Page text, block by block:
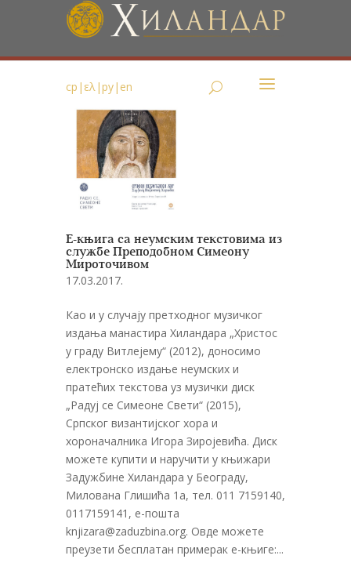
ср | ελ|ру| en
Е-књига са неумским текстовима из
службе Преподобном Симеону
Мироточивом
17.03.2017.
Као и у случају претходног музичког
издања манастира Хиландара „Христос
у граду Витлејему“ (2012), доносимо
електронско издање неумских и
пратећих текстова уз музички диск
„Радуј се Симеоне Свети“ (2015),
Српског византијског хора и
хороначалника Игора Зиројевића. Диск
можете купити и наручити у књижари
Задужбине Хиландара у Београду,
Милована Глишића 1а, тел. 011 7159140,
0117159141, е-пошта
knjizara@zaduzbina.org. Овде можете
преузети бесплатан примерак е-књиге:...